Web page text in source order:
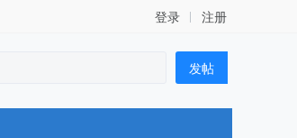
登录 注册
发帖